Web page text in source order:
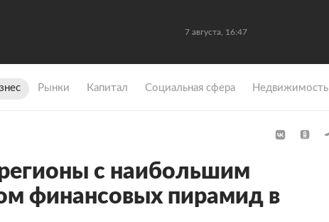
7 августа, 16:47
Рынки Капитал Социальная сфера Недвижимость
с наибольшим
финансовых пирамид в